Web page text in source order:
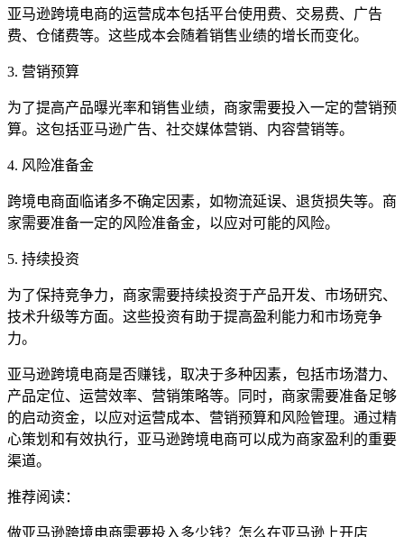
亚马逊跨境电商的运营成本包括平台使用费、交易费、广告
费、仓储费等。这些成本会随着销售业绩的增长而变化。
3. 营销预算
为了提高产品曝光率和销售业绩，商家需要投入一定的营销预
算。这包括亚马逊广告、社交媒体营销、内容营销等。
4. 风险准备金
跨境电商面临诸多不确定因素，如物流延误、退货损失等。商
家需要准备一定的风险准备金，以应对可能的风险。
5. 持续投资
为了保持竞争力，商家需要持续投资于产品开发、市场研究、
技术升级等方面。这些投资有助于提高盈利能力和市场竞争
力。
亚马逊跨境电商是否赚钱，取决于多种因素，包括市场潜力、
产品定位、运营效率、营销策略等。同时，商家需要准备足够
的启动资金，以应对运营成本、营销预算和风险管理。通过精
心策划和有效执行，亚马逊跨境电商可以成为商家盈利的重要
渠道。
推荐阅读：
做亚马逊跨境电商需要投入多少钱？怎么在亚马逊上开店